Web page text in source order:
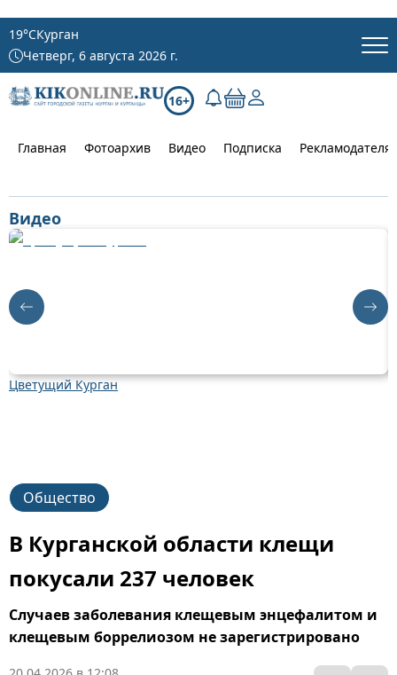
19°CКурган
Четверг, 6 августа 2026 г.
16+
Главная Фотоархив Видео Подписка
Видео
Цветущий Курган
Общество
В Курганской области клещи
покусали 237 человек
Случаев заболевания клещевым энцефалитом и
клещевым боррелиозом не зарегистрировано